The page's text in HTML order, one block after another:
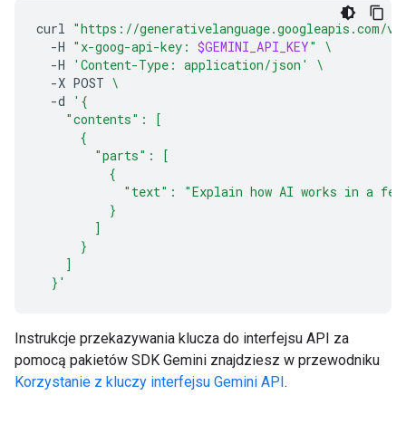
curl "https://generativelanguage.googleapis.com/
-H "x-goog-api-key: $GEMINI_API_KEY"
\
-H
'Content-Type: application/json'
\
-X POST \
-d
'{
    "contents": [
      {
        "parts": [
          {
"text": "Explain how AI works in a
          }
        ]
      }
    ]
  }'
Instrukcje przekazywania klucza do interfejsu API za
pomocą pakietów SDK Gemini znajdziesz w przewodniku
Korzystanie z kluczy interfejsu Gemini API.